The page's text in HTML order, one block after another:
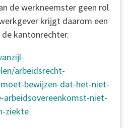
de werkneemster geen rol
krijgt daarom een
kantonrechter.
arbeidsrecht-
bewijzen-dat-het-niet-
niet-
ziekte